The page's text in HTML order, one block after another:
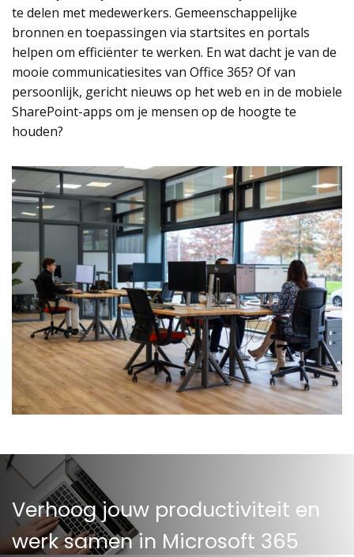
te delen met medewerkers. Gemeenschappelijke
bronnen en toepassingen via startsites en portals
helpen om efficiënter te werken. En wat dacht je van de
mooie communicatiesites van Office 365? Of van
persoonlijk, gericht nieuws op het web en in de mobiele
SharePoint-apps om je mensen op de hoogte te
houden?
Verhoog jouw productiviteit en
werk samen in Microsoft 365